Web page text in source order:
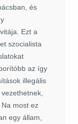
és
Ezt a
szocialista
az így
illegális
most ez
egy állam,